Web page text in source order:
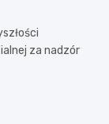
za nadzór